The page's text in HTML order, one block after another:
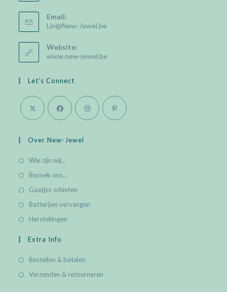
Email:
Lin@New-Jewel.be
Website:
www.new-jewel.be
Let’s Connect
Over New-Jewel
Wie zijn wij...
Bezoek ons...
Gaatjes schieten
Batterijen vervangen
Herstellingen
Extra Info
Bestellen & betalen
Verzenden & retourneren